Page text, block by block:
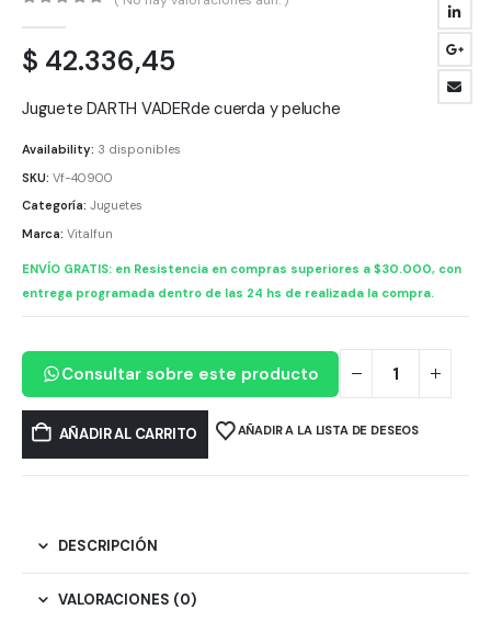
$ 42.336,45
Juguete DARTH VADERde cuerda y peluche
Availability: 3 disponibles
SKU: Vf-40900
Categoría: Juguetes
Marca: Vitalfun
ENVÍO GRATIS: en Resistencia en compras superiores a $30.000, con
entrega programada dentro de las 24 hs de realizada la compra.
Consultar sobre este producto
AÑADIR AL CARRITO AÑADIR A LA LISTA DE DESEOS
DESCRIPCIÓN
VALORACIONES (0)